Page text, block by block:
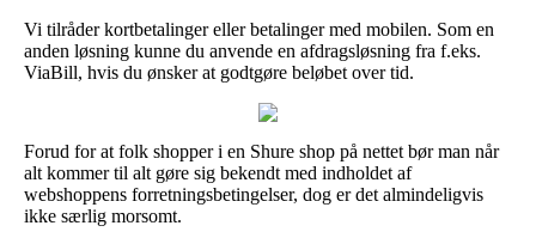
Vi tilråder kortbetalinger eller betalinger med mobilen. Som en
anden løsning kunne du anvende en afdragsløsning fra f.eks.
ViaBill, hvis du ønsker at godtgøre beløbet over tid.
Forud for at folk shopper i en Shure shop på nettet bør man når
alt kommer til alt gøre sig bekendt med indholdet af
webshoppens forretningsbetingelser, dog er det almindeligvis
ikke særlig morsomt.